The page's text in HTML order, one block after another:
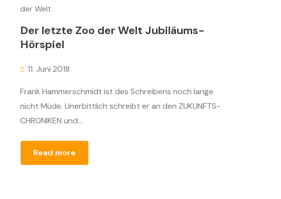
Der letzte Zoo der Welt Jubiläums-
Hörspiel
11. Juni 2018
Frank Hammerschmidt ist des Schreibens noch lange
nicht Müde. Unerbittlich schreibt er an den ZUKUNFTS-
CHRONIKEN und...
Read more